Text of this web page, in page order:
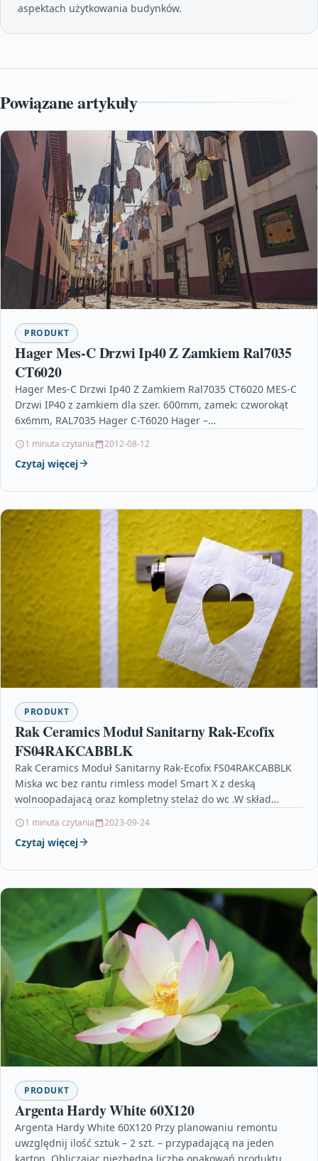
aspektach użytkowania budynków.
Powiązane artykuły
PRODUKT
Hager Mes-C Drzwi Ip40 Z Zamkiem Ral7035
CT6020
Hager Mes-C Drzwi Ip40 Z Zamkiem Ral7035 CT6020 MES-C
Drzwi IP40 z zamkiem dla szer. 600mm, zamek: czworokąt
6x6mm, RAL7035 Hager C-T6020 Hager –…
1 minuta czytania 2012-08-12
Czytaj więcej
PRODUKT
Rak Ceramics Moduł Sanitarny Rak-Ecofix
FS04RAKCABBLK
Rak Ceramics Moduł Sanitarny Rak-Ecofix FS04RAKCABBLK
Miska wc bez rantu rimless model Smart X z deską
wolnoopadajacą oraz kompletny stelaż do wc .W skład…
1 minuta czytania 2023-09-24
Czytaj więcej
PRODUKT
Argenta Hardy White 60X120
Argenta Hardy White 60X120 Przy planowaniu remontu
uwzględnij ilość sztuk – 2 szt. – przypadającą na jeden
karton. Obliczając niezbędną liczbę opakowań produktu,